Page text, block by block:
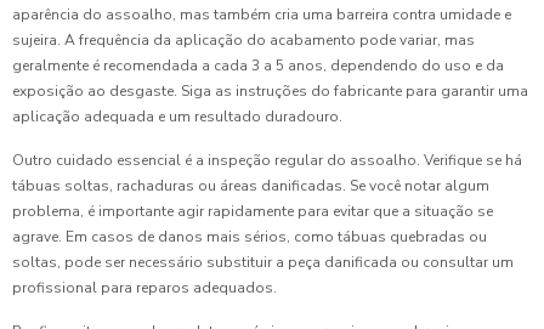
aparência do assoalho, mas também cria uma barreira contra umidade e
sujeira. A frequência da aplicação do acabamento pode variar, mas
geralmente é recomendada a cada 3 a 5 anos, dependendo do uso e da
exposição ao desgaste. Siga as instruções do fabricante para garantir uma
aplicação adequada e um resultado duradouro.
Outro cuidado essencial é a inspeção regular do assoalho. Verifique se há
tábuas soltas, rachaduras ou áreas danificadas. Se você notar algum
problema, é importante agir rapidamente para evitar que a situação se
agrave. Em casos de danos mais sérios, como tábuas quebradas ou
soltas, pode ser necessário substituir a peça danificada ou consultar um
profissional para reparos adequados.